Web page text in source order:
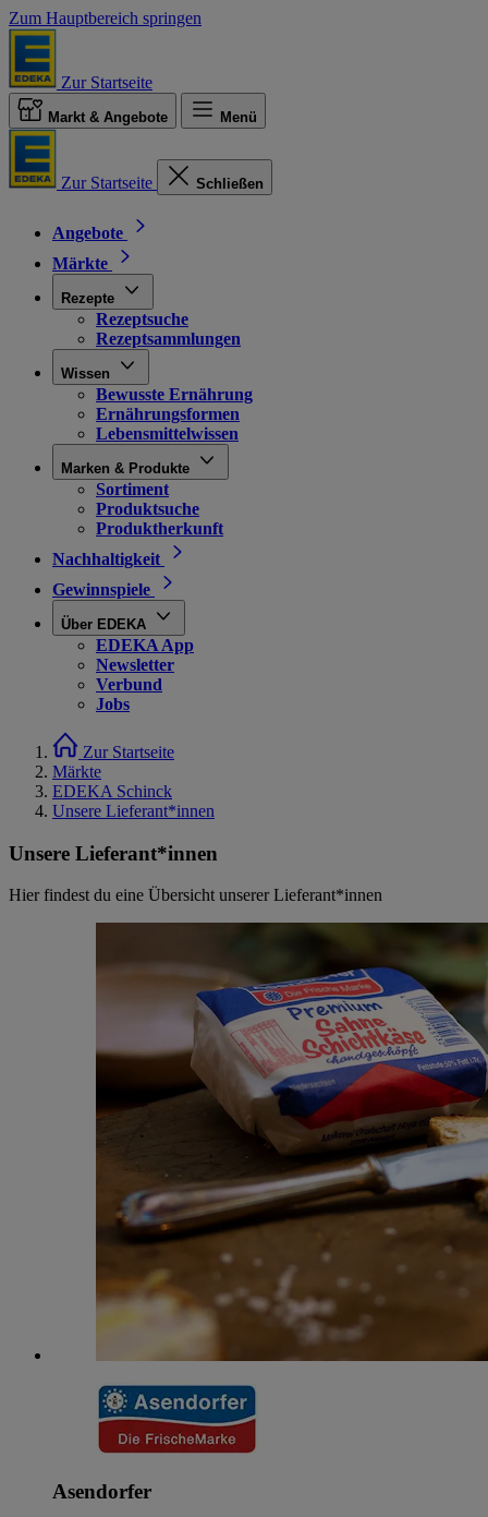
Zum Hauptbereich springen
Zur Startseite
Markt & Angebote Menü
Zur Startseite Schließen
Angebote
Märkte
Rezepte
Rezeptsuche
Rezeptsammlungen
Wissen
Bewusste Ernährung
Ernährungsformen
Lebensmittelwissen
Marken & Produkte
Sortiment
Produktsuche
Produktherkunft
Nachhaltigkeit
Gewinnspiele
Über EDEKA
EDEKA App
Newsletter
Verbund
Jobs
Zur Startseite
Märkte
EDEKA Schinck
Unsere Lieferant*innen
Unsere Lieferant*innen
Hier findest du eine Übersicht unserer Lieferant*innen
Asendorfer